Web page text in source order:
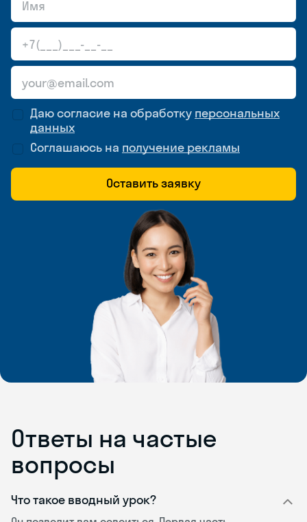
Даю согласие на обработку персональных
данных
Соглашаюсь на получение рекламы
Оставить заявку
Ответы на частые
вопросы
Что такое вводный урок?